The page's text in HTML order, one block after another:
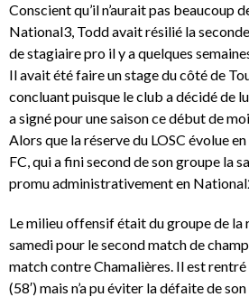
Conscient qu’il n’aurait pas beaucoup
National3, Todd avait résilié la
de stagiaire pro il y a quelques
Il avait été faire un stage du côté de
concluant puisque le club a décidé de
a signé pour une saison ce début de
Alors que la réserve du LOSC évolue
FC, qui a fini second de son groupe la
promu administrativement en
Le milieu offensif était du groupe de la
samedi pour le second match de
match contre Chamalières. Il est rentré
(58′) mais n’a pu éviter la défaite de